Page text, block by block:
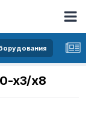
х3/х8